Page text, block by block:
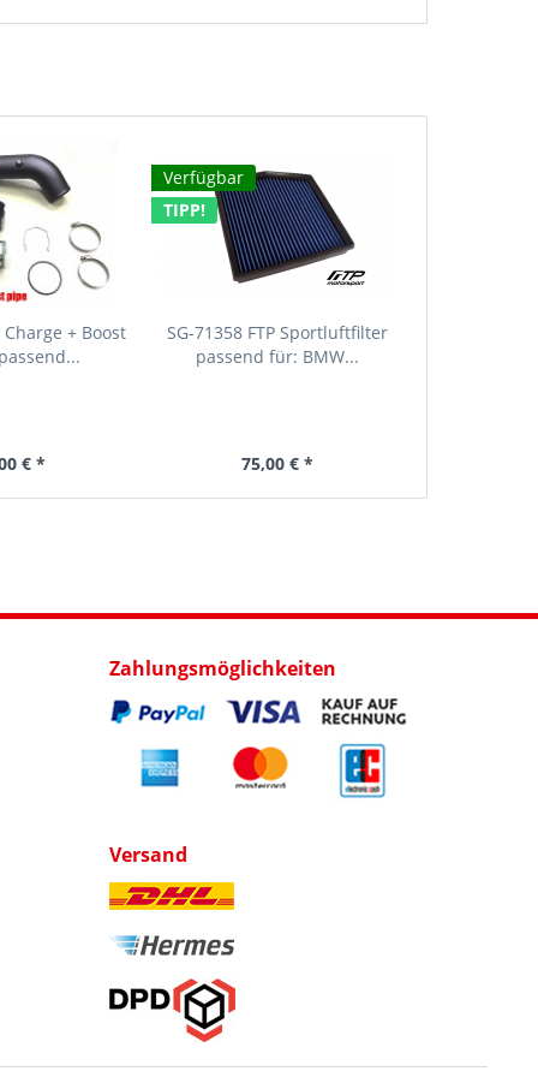
Charge + Boost
€ *
Verfügbar
TIPP!
SG-71358 FTP Sportluftfilter
passend für: BMW...
75,00 € *
Zahlungsmöglichkeiten
Versand